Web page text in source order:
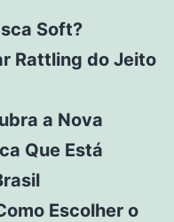
Soft?
Rattling do Jeito
a Nova
Que Está
Escolher o